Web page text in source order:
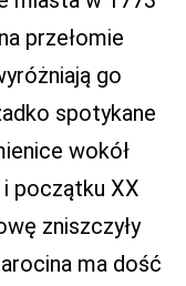
przełomie
go
spotykane
wokół
i początku XX
zniszczyły
ma dość